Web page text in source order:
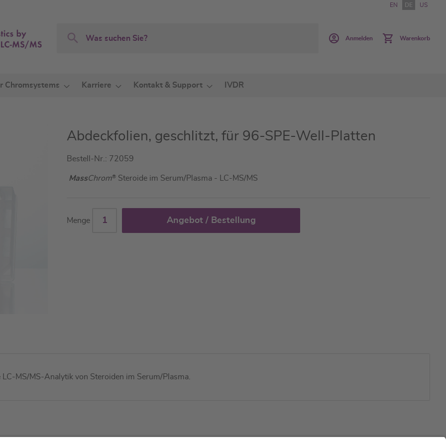
EN DE US
Search
Anmelden Warenkorb
Chromsystems Karriere Kontakt & Support IVDR
Abdeckfolien, geschlitzt, für 96-SPE-Well-Platten
Bestell-Nr.: 72059
MassChrom® Steroide im Serum/Plasma - LC-MS/MS
Menge Angebot / Bestellung
MS/MS-Analytik von Steroiden im Serum/Plasma.